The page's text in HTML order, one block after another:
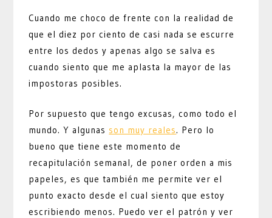
Cuando me choco de frente con la realidad de
que el diez por ciento de casi nada se escurre
entre los dedos y apenas algo se salva es
cuando siento que me aplasta la mayor de las
impostoras posibles.
Por supuesto que tengo excusas, como todo el
mundo. Y algunas son muy reales. Pero lo
bueno que tiene este momento de
recapitulación semanal, de poner orden a mis
papeles, es que también me permite ver el
punto exacto desde el cual siento que estoy
escribiendo menos. Puedo ver el patrón y ver